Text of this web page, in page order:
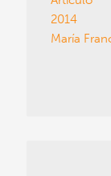
2014
María